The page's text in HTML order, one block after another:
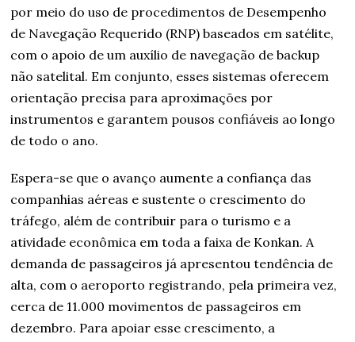
por meio do uso de procedimentos de Desempenho
de Navegação Requerido (RNP) baseados em satélite,
com o apoio de um auxílio de navegação de backup
não satelital. Em conjunto, esses sistemas oferecem
orientação precisa para aproximações por
instrumentos e garantem pousos confiáveis ao longo
de todo o ano.
Espera-se que o avanço aumente a confiança das
companhias aéreas e sustente o crescimento do
tráfego, além de contribuir para o turismo e a
atividade econômica em toda a faixa de Konkan. A
demanda de passageiros já apresentou tendência de
alta, com o aeroporto registrando, pela primeira vez,
cerca de 11.000 movimentos de passageiros em
dezembro. Para apoiar esse crescimento, a